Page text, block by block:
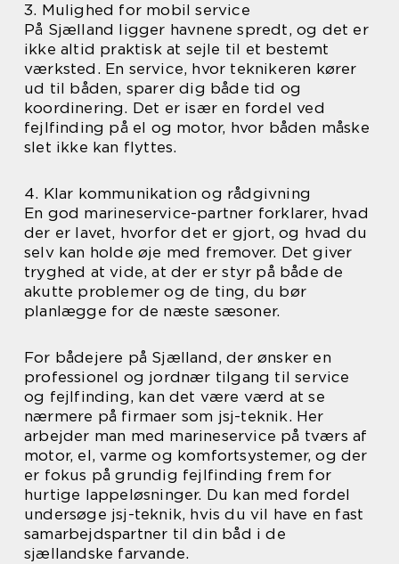
3. Mulighed for mobil service
På Sjælland ligger havnene spredt, og det er
ikke altid praktisk at sejle til et bestemt
værksted. En service, hvor teknikeren kører
ud til båden, sparer dig både tid og
koordinering. Det er især en fordel ved
fejlfinding på el og motor, hvor båden måske
slet ikke kan flyttes.
4. Klar kommunikation og rådgivning
En god marineservice-partner forklarer, hvad
der er lavet, hvorfor det er gjort, og hvad du
selv kan holde øje med fremover. Det giver
tryghed at vide, at der er styr på både de
akutte problemer og de ting, du bør
planlægge for de næste sæsoner.
For bådejere på Sjælland, der ønsker en
professionel og jordnær tilgang til service
og fejlfinding, kan det være værd at se
nærmere på firmaer som jsj-teknik. Her
arbejder man med marineservice på tværs af
motor, el, varme og komfortsystemer, og der
er fokus på grundig fejlfinding frem for
hurtige lappeløsninger. Du kan med fordel
undersøge jsj-teknik, hvis du vil have en fast
samarbejdspartner til din båd i de
sjællandske farvande.